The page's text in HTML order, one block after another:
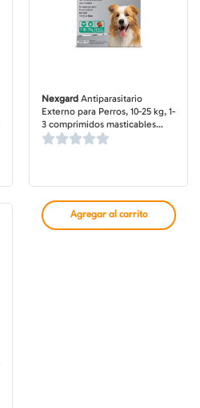
Nexgard Antiparasitario
Externo para Perros, 10-25 kg, 1-
3 comprimidos masticables
(dosis mensuales)
Agregar al carrito